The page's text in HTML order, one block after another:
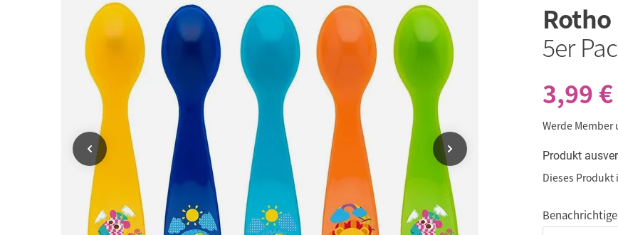
5er
3,99 €
Werde
Produkt
Dieses